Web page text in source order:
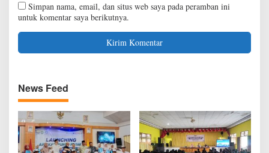
Simpan nama, email, dan situs web saya pada peramban ini
untuk komentar saya berikutnya.
News Feed